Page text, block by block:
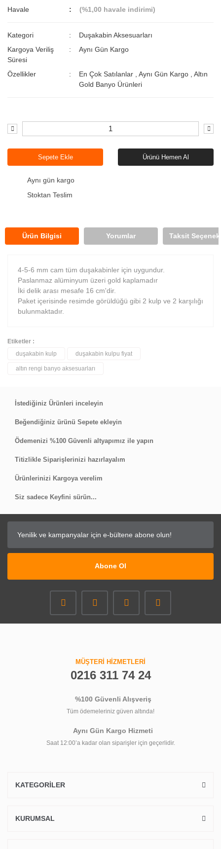
Havale (%1,00 havale indirimi)
Kategori
Duşakabin Aksesuarları
Kargoya Veriliş
Süresi
Aynı Gün Kargo
Özellikler En Çok Satılanlar ,Aynı Gün Kargo ,Altın
Gold Banyo Ürünleri
Sepete Ekle Ürünü Hemen Al
Aynı gün kargo
Stoktan Teslim
Ürün Bilgisi Yorumlar Taksit
4-5-6 mm cam tüm duşakabinler için uygundur.
Paslanmaz alüminyum üzeri gold kaplamadır
İki delik arası mesafe 16 cm'dir.
Paket içerisinde resimde görüldüğü gibi 2 kulp ve 2 karşılığı
bulunmaktadır.
Bu ürüne ilk yorumu siz yapın!
Etiketler :
duşakabin kulp
duşakabin kulpu fiyat
altın rengi banyo aksesuarları
İstediğiniz Ürünleri inceleyin
Beğendiğiniz ürünü Sepete ekleyin
Ödemenizi %100 Güvenli altyapımız ile yapın
Titizlikle Siparişlerinizi hazırlayalım
Ürünlerinizi Kargoya verelim
Siz sadece Keyfini sürün...
Abone Ol
MÜŞTERİ HİZMETLERİ
0216 311 74 24
%100 Güvenli Alışveriş
Tüm ödemeleriniz güven altında!
Aynı Gün Kargo Hizmeti
Saat 12:00’a kadar olan siparişler için geçerlidir.
KATEGORİLER
KURUMSAL